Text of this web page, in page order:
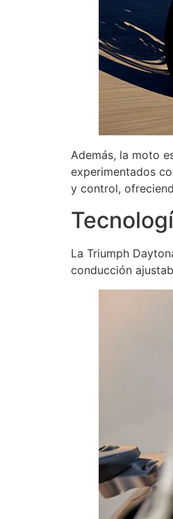
Además, la moto
experimentados
y control,
La Triumph
conducción